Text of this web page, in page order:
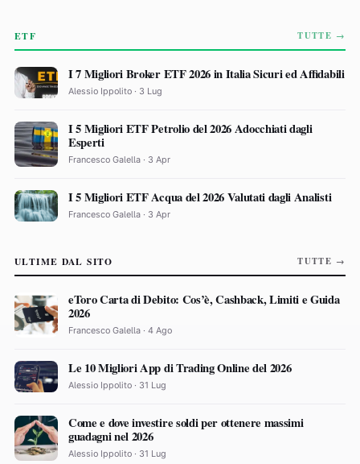
ETF TUTTE →
I 7 Migliori Broker ETF 2026 in Italia Sicuri ed Affidabili
Alessio Ippolito · 3 Lug
I 5 Migliori ETF Petrolio del 2026 Adocchiati dagli
Esperti
Francesco Galella · 3 Apr
I 5 Migliori ETF Acqua del 2026 Valutati dagli Analisti
Francesco Galella · 3 Apr
ULTIME DAL SITO TUTTE →
eToro Carta di Debito: Cos’è, Cashback, Limiti e Guida
2026
Francesco Galella · 4 Ago
Le 10 Migliori App di Trading Online del 2026
Alessio Ippolito · 31 Lug
Come e dove investire soldi per ottenere massimi
guadagni nel 2026
Alessio Ippolito · 31 Lug